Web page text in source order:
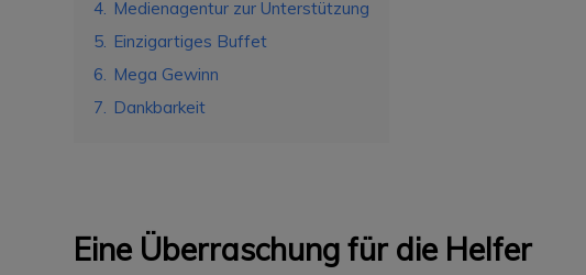
4. Medienagentur zur Unterstützung
5. Einzigartiges Buffet
6. Mega Gewinn
7. Dankbarkeit
Eine Überraschung für die Helfer